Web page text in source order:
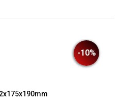
-10%